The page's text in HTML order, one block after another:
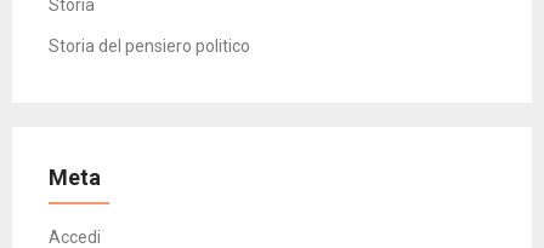
Storia
Storia del pensiero politico
Meta
Accedi